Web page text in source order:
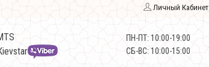
Личный Кабинет
ПН-ПТ: 10:00-19:00
СБ-ВС: 10:00-15:00